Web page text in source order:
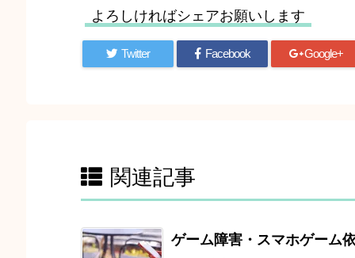
よろしければシェアお願いします
Twitter Facebook Google+
関連記事
ゲーム障害・スマホゲーム